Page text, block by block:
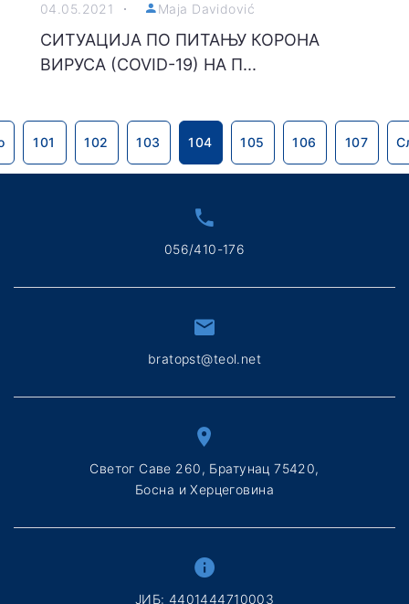
04.05.2021 Maja Davidović
СИТУАЦИЈА ПО ПИТАЊУ КОРОНА
ВИРУСА (COVID-19) НА П...
101 102 103 104 105 106 107
056/410-176
bratopst@teol.net
Светог Саве 260, Братунац 75420,
Босна и Херцеговина
ЈИБ: 4401444710003